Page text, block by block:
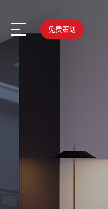
免费策划